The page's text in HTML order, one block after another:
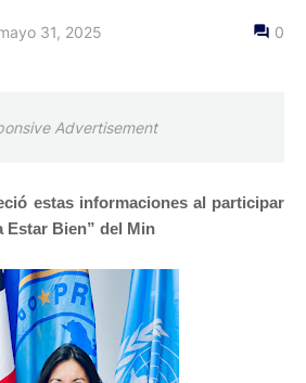
31, 2025 0
Advertisement
estas informaciones al participar
Estar Bien” del Min